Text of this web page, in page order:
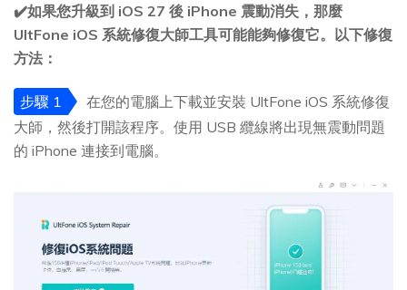
✔️如果您升級到 iOS 27 後 iPhone 震動消失，那麼
UltFone iOS 系統修復大師工具可能能夠修復它。以下修復
方法：
步驟 1
在您的電腦上下載並安裝 UltFone iOS 系統修復
大師，然後打開該程序。使用 USB 纜線將出現無震動問題
的 iPhone 連接到電腦。